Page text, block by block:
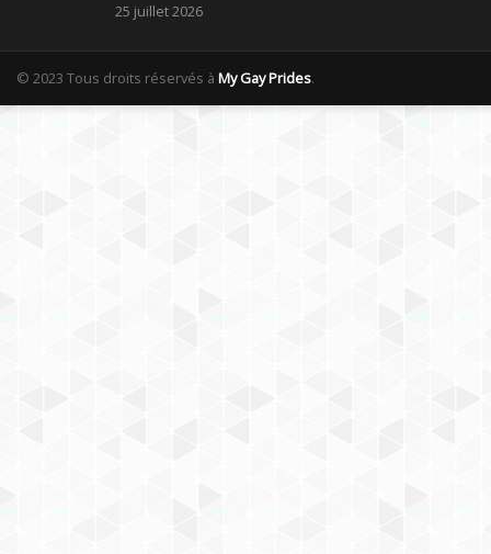
25 juillet 2026
© 2023 Tous droits réservés à My Gay Prides.